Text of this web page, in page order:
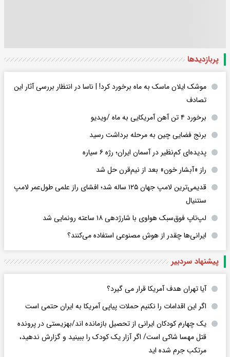
پربازدید‌ها
موشک ایلان ماسک به ماه برخورد کرد! | ناسا در انتظار بررسی آثار این
تصادف
برخورد ۴ تن آهن آمریکایی به ماه /ویدیو
برنج فضایی چین به مرحله برداشت رسید
پدیده‌ای کم‌نظیر در آسمان ایران؛ رژه ۶ سیاره
راز «آبشار خون» بعد از نیم‌قرن حل شد
قدیمی‌ترین لامپ جهان ۱۲۵ ساله شد؛ افشای راز علمی طول‌عمر لامپ
سنتنیال
لپ‌تاپ فوق‌سبک هواوی با شارژدهی ۱۸ ساعته رونمایی شد
ایرانی‌ها چقدر از هوش مصنوعی استفاده می‌کنند؟
پیشنهاد سردبیر
آیا تهران هدف آمریکا قرار می گیرد؟
اگر این اقدامات را نکنیم حملات پیاپی آمریکا به ایران حتمی است
یک چهارم کودکان ایرانی از تحصیل بازمانده اند/بهزیستی در پرونده
قتل مهسا شاکی است/ اگر آزار یک کودک را ببینید و گزارش ندهید،
مرتکب جرم شده اید